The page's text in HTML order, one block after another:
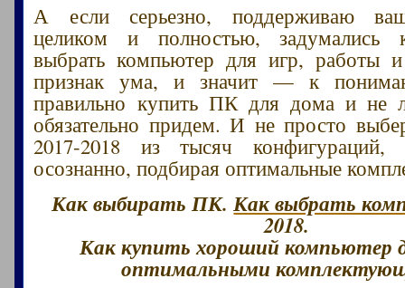
А если серьезно, поддерживаю
целиком и полностью, задумались
выбрать компьютер для игр, работы
признак ума, и значит — к
правильно купить ПК для дома и не
обязательно придем. И не просто
2017-2018 из тысяч
осознанно, подбирая оптимальные
Как выбирать ПК.Как выбрать
2018.
Как купить хороший компьютер
оптимальными